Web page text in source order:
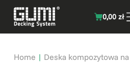
0,00 zł
Home | Deska kompozytowa